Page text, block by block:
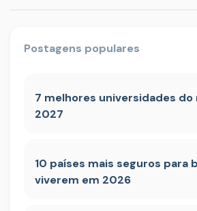
Postagens populares
7 melhores universidades do
2027
10 países mais seguros para
viverem em 2026